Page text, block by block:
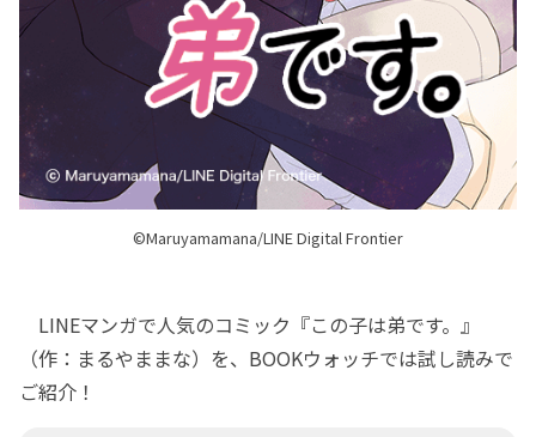
©Maruyamamana/LINE Digital Frontier
LINEマンガで人気のコミック『この子は弟です。』
（作：まるやままな）を、BOOKウォッチでは試し読みで
ご紹介！